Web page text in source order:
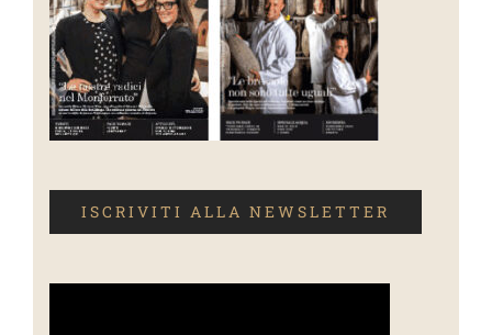
ISCRIVITI ALLA NEWSLETTER